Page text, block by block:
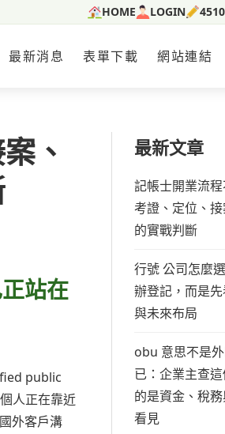
HOME LOGIN
最新消息 表單下載 網站連結
、
站在
public
人正在靠近
外客戶溝
最新文章
記帳士開業流
考證、定位、
的實戰判斷
行號 公司怎麼
辦登記，而是
與未來布局
obu 意思不是
已：企業主查
的是資金、稅
看見